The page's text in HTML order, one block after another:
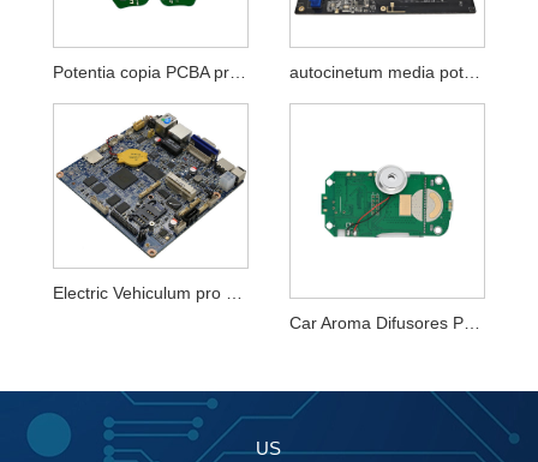
Potentia copia PCBA pro Automobile Audi lux autocinetum media potestate PCBA
Electric Vehiculum pro PCBA incurrentes strues
Car Aroma Difusores PCBA
US